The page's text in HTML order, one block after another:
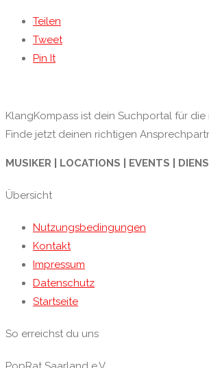
Teilen
Tweet
Pin It
KlangKompass ist dein Suchportal für die
Finde jetzt deinen richtigen
MUSIKER | LOCATIONS | EVENTS |
Übersicht
Nutzungsbedingungen
Kontakt
Impressum
Datenschutz
Startseite
So erreichst du uns